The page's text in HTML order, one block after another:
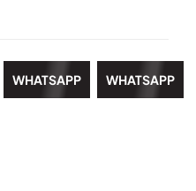
WHATSAPP WHATSAPP